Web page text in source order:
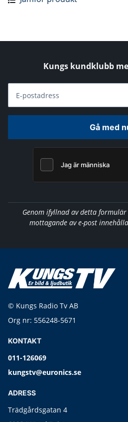
Kungs kundklubb
E-postadress
Gå med
Genom ifyllnad av detta
mottagande av e-post
© Kungs Radio Tv AB
Org nr: 556248-5671
KONTAKT
011-126069
kungstv@euronics.se
ADRESS
Trädgårdsgatan 4